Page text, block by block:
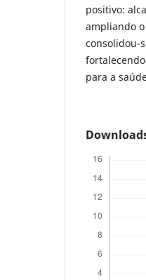
positivo:
ampliando
consolidou-
para a